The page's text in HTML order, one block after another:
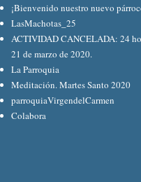
¡Bienvenido nuestro nuevo
LasMachotas_25
ACTIVIDAD CANCELADA: 24
21 de marzo de 2020.
La Parroquia
Meditación. Martes Santo 2020
parroquiaVirgendelCarmen
Colabora